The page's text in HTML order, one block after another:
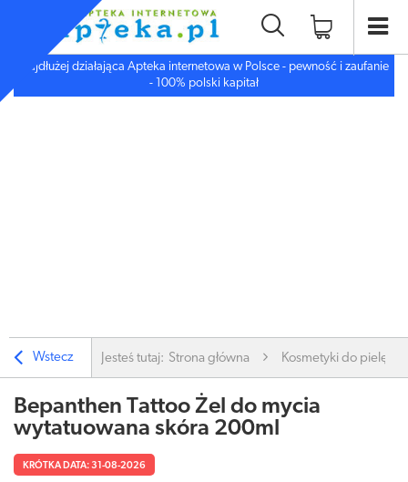
Najdłużej działająca Apteka internetowa w Polsce - pewność i zaufanie
- 100% polski kapitał
Wstecz Jesteś tutaj: Strona główna Kosmetyki do
Bepanthen Tattoo Żel do mycia
wytatuowana skóra 200ml
KRÓTKA DATA: 31-08-2026